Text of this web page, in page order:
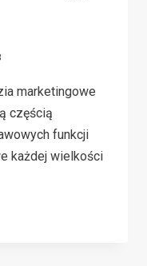
marketingowe
częścią
funkcji
każdej wielkości